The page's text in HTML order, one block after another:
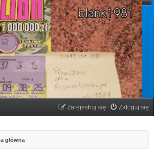
Zaloguj się
Zarejestruj się
główna